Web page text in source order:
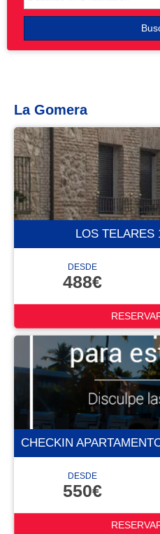
La Gomera
LOS TELARES
DESDE
488€
DESDE
550€